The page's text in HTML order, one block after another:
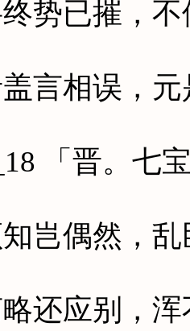
已摧，不
相误，元
「晋。七宝
偶然，乱
应别，浑